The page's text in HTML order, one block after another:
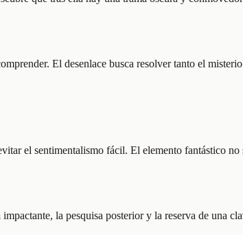
El desenlace busca resolver tanto el
el sentimentalismo fácil. El elemento fantástico
la pesquisa posterior y la reserva de una